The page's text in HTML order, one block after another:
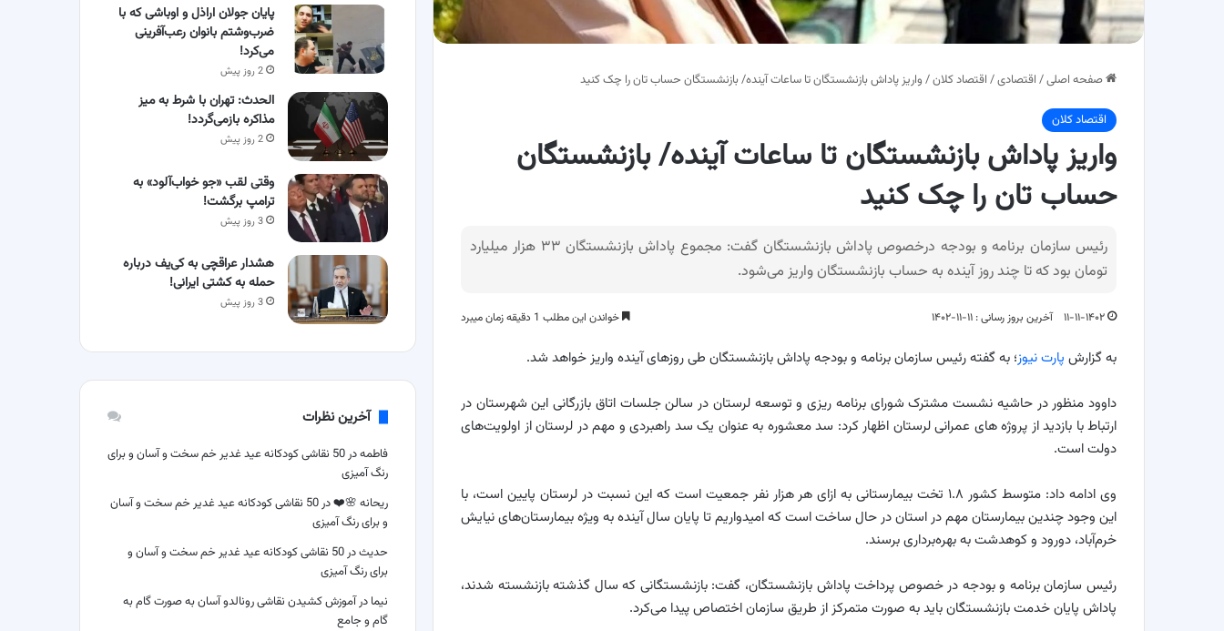
صفحه اصلی/ اقتصادی/ اقتصاد کلان/ واریز پاداش بازنشستگان تا ساعات آینده/ بازنشستگان حساب تان را چک کنید
اقتصاد کلان
واریز پاداش بازنشستگان تا ساعات آینده/ بازنشستگان
حساب تان را چک کنید
رئیس سازمان برنامه و بودجه درخصوص پاداش بازنشستگان گفت: مجموع پاداش بازنشستگان ۳۳ هزار میلیارد
تومان بود که تا چند روز آینده به حساب بازنشستگان واریز می‌شود.
۱۱-۱۱-۱۴۰۲ آخرین بروز رسانی : ۱۱-۱۱-۱۴۰۲ خواندن این مطلب 1 دقیقه زمان میبرد
به گزارش پارت نیوز؛ به گفته رئیس سازمان برنامه و بودجه پاداش بازنشستگان طی روزهای آینده واریز خواهد شد.
داوود منظور در حاشیه نشست مشترک شورای برنامه ریزی و توسعه لرستان در سالن جلسات اتاق بازرگانی این شهرستان در
ارتباط با بازدید از پروژه های عمرانی لرستان اظهار کرد: سد معشوره به عنوان یک سد راهبردی و مهم در لرستان از اولویت‌های
دولت است.
وی ادامه داد: متوسط کشور ۱.۸ تخت بیمارستانی به ازای هر هزار نفر جمعیت است که این نسبت در لرستان پایین است، با
این وجود چندین بیمارستان مهم در استان در حال ساخت است که امیدواریم تا پایان سال آینده به ویژه بیمارستان‌های نیایش
خرم‌آباد، دورود و کوهدشت به بهره‌برداری برسند.
رئیس سازمان برنامه و بودجه در خصوص پرداخت پاداش بازنشستگان، گفت: بازنشستگانی که سال گذشته بازنشسته شدند،
پاداش پایان خدمت بازنشستگان باید به صورت متمرکز از طریق سازمان اختصاص پیدا می‌کرد.
پایان جولان اراذل و اوباشی که با
ضرب‌وشتم بانوان رعب‌آفرینی
می‌کرد!
2 روز پیش
الحدث: تهران با شرط به میز
مذاکره بازمی‌گردد!
2 روز پیش
وقتی لقب «جو خواب‌آلود» به
ترامپ برگشت!
3 روز پیش
هشدار عراقچی به کی‌یف درباره
حمله به کشتی ایرانی!
3 روز پیش
آخرین نظرات
فاطمهدر
50 نقاشی کودکانه عید غدیر خم سخت و آسان و برای
رنگ آمیزی
ریحانه 🌸❤️در
50 نقاشی کودکانه عید غدیر خم سخت و آسان
و برای رنگ آمیزی
حدیثدر
50 نقاشی کودکانه عید غدیر خم سخت و آسان و
برای رنگ آمیزی
نیما درآموزش کشیدن نقاشی رونالدو آسان به صورت گام به
گام و جامع